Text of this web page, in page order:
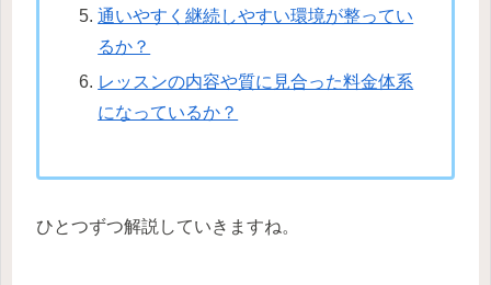
通いやすく継続しやすい環境が整ってい
るか？
レッスンの内容や質に見合った料金体系
になっているか？
ひとつずつ解説していきますね。